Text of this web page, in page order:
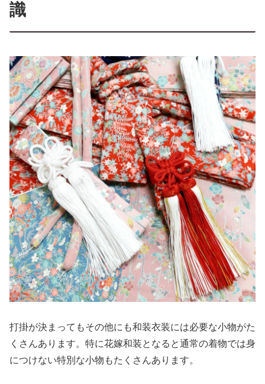
識
打掛が決まってもその他にも和装衣装には必要な小物がた
くさんあります。特に花嫁和装となると通常の着物では身
につけない特別な小物もたくさんあります。